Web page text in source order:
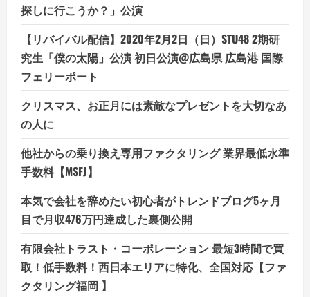
探しに行こうか？」公演
【リバイバル配信】2020年2月2日（日）STU48 2期研
究生「僕の太陽」公演 初日公演@広島県 広島港 国際
フェリーポート
クリスマス、お正月には素敵なプレゼントを大切なあ
の人に
他社からの乗り換え専用ファクタリング 業界最低水準
手数料【MSFJ】
本気で会社を辞めたい初心者がトレンドブログ5ヶ月
目で月収476万円達成した裏側公開
有限会社トラスト・コーポレーション 最短3時間で買
取！低手数料！西日本エリアに特化、全国対応【ファ
クタリング福岡 】